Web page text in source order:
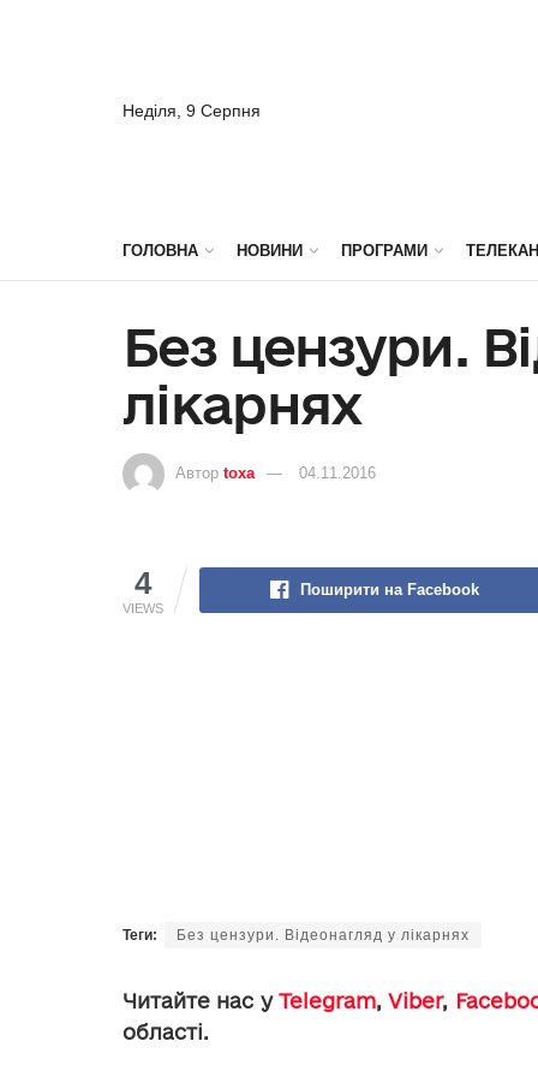
Неділя, 9 Серпня
ГОЛОВНА НОВИНИ ПРОГРАМИ
Без цензури.
лікарнях
Автор toxa 04.11.2016
4
VIEWS
Поширити на Facebook
Теги: Без цензури. Відеонагляд у лікарнях
Читайте нас уTelegram,Viber,
області.